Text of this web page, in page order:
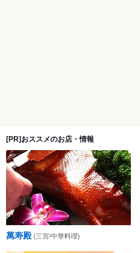
[PR]おススメのお店・情報
萬寿殿 (三宮/中華料理)